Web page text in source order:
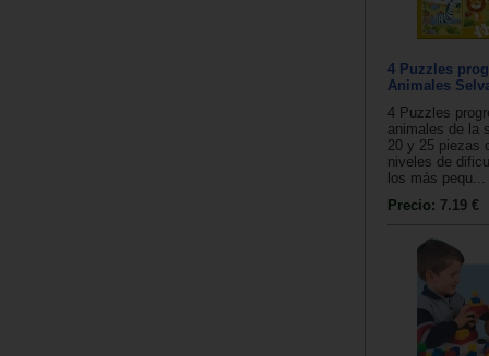
4 Puzzles
Animales
4 Puzzles
animales de la
20 y 25 piezas
niveles de
los más pequ...
Precio: 7.19 €